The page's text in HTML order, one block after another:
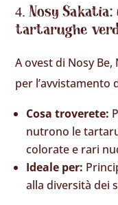
Nosy
tartarughe
A ovest di Nosy
per l’avvistamento
Cosa troverete:
nutrono le
colorate e rari
Ideale per:
alla diversità dei